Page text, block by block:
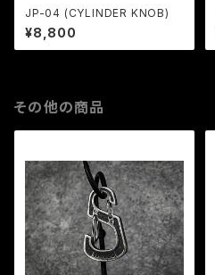
JP-04 (CYLINDER KNOB)
¥8,800
その他の商品